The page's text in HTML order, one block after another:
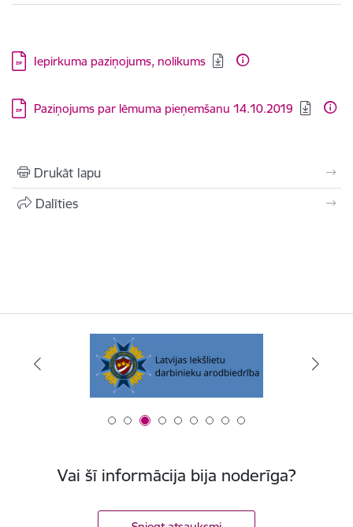
Lejupielādēt:
Iepirkuma paziņojums, nolikums
Lejupielādēt:
Paziņojums par lēmuma pieņemšanu 14.10.2019
Drukāt lapu
Dalīties
Vai šī informācija bija noderīga?